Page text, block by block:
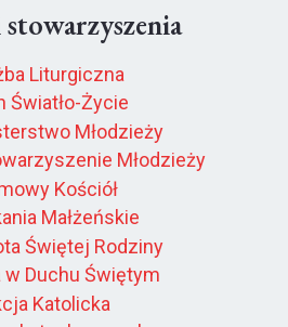
Liturgiczna
Światło-Życie
Młodzieży
Młodzieży
Kościół
Małżeńskie
Świętej Rodziny
w Duchu Świętym
Katolicka